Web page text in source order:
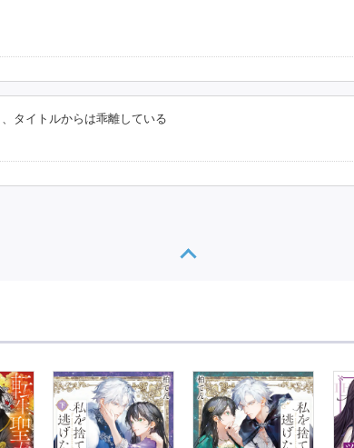
タイトルからは乖離している